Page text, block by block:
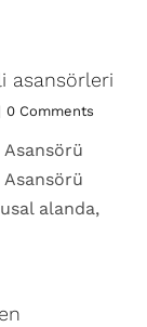
asansörleri
0 Comments
alanda,